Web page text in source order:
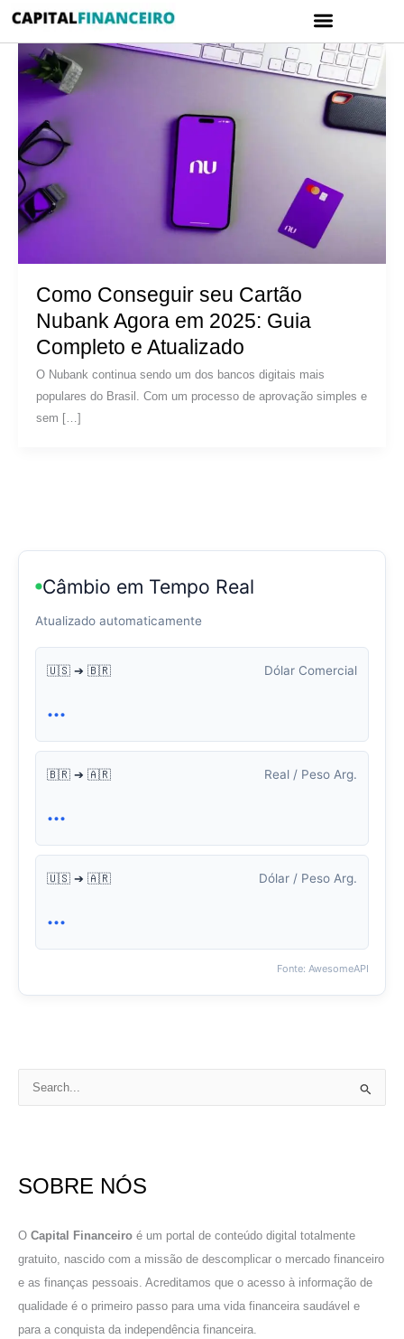
conteúdo
Menu
Como Conseguir seu Cartão
Nubank Agora em 2025: Guia
Completo e Atualizado
O Nubank continua sendo um dos bancos digitais mais
populares do Brasil. Com um processo de aprovação simples e
sem […]
Câmbio em Tempo Real
Atualizado automaticamente
🇺🇸 ➔ 🇧🇷 Dólar Comercial
...
🇧🇷 ➔ 🇦🇷 Real / Peso Arg.
...
🇺🇸 ➔ 🇦🇷 Dólar / Peso Arg.
...
Fonte: AwesomeAPI
u
s
a
r
p
o
SOBRE NÓS
OCapital Financeiro é um portal de conteúdo digital totalmente
gratuito, nascido com a missão de descomplicar o mercado financeiro
e as finanças pessoais. Acreditamos que o acesso à informação de
qualidade é o primeiro passo para uma vida financeira saudável e
para a conquista da independência financeira.